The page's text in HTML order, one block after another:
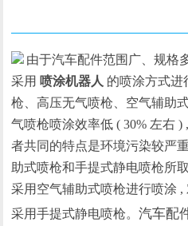
由于汽车配件范围广、规格
采用 喷涂机器人 的喷涂方式进
枪、高压无气喷枪、空气辅助
气喷枪喷涂效率低 ( 30% 左右
者共同的特点是环境污染较严
助式喷枪和手提式静电喷枪所
采用空气辅助式喷枪进行喷涂 ,
采用手提式静电喷枪。 汽车配